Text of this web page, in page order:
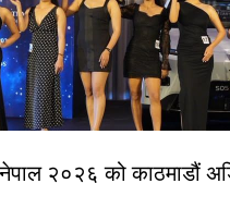
नेपाल २०२६ को काठमाडौं